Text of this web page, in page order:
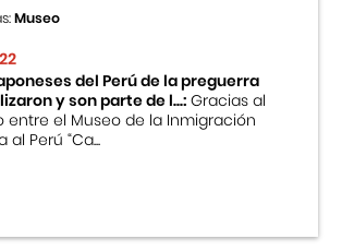
Museo
del Perú de la preguerra
y son parte de l...:Gracias al
entre el Museo de la Inmigración
al Perú “Ca...